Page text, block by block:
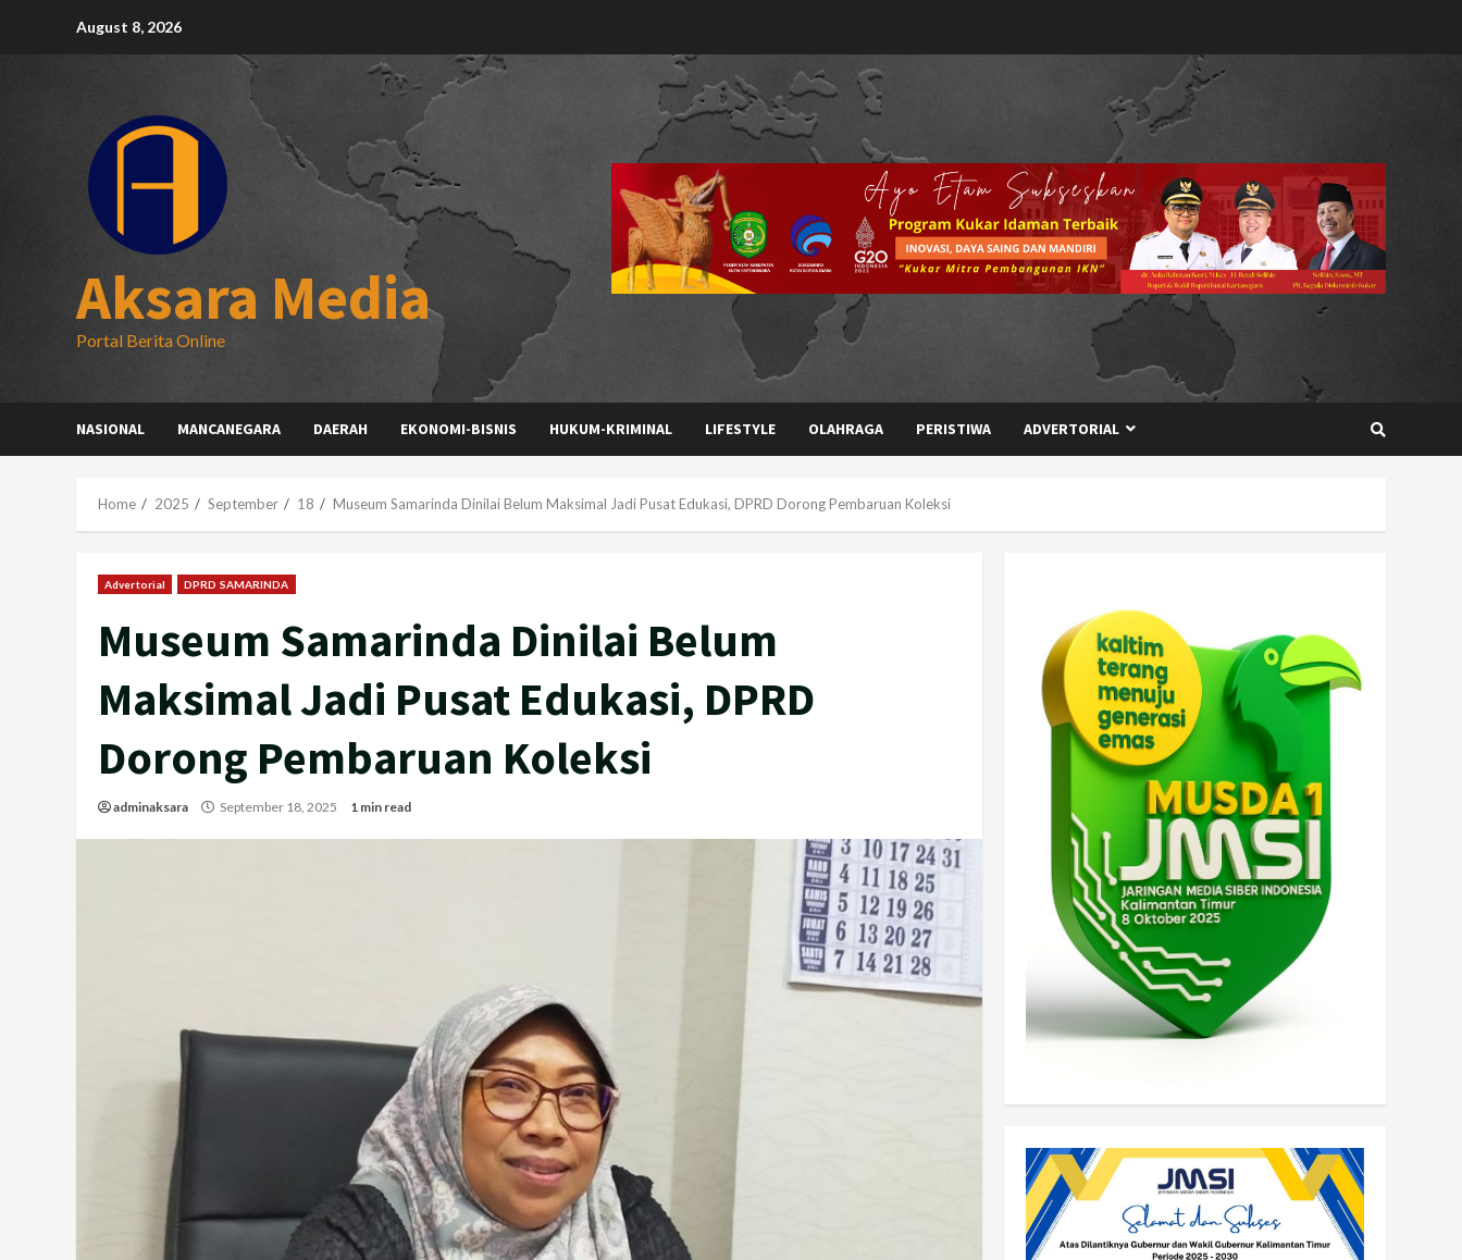
August 8, 2026
Aksara Media
Portal Berita Online
NASIONAL MANCANEGARA DAERAH EKONOMI-BISNIS HUKUM-KRIMINAL LIFESTYLE OLAHRAGA PERISTIWA ADVERTORIAL
Home 2025 September 18 Museum Samarinda Dinilai Belum Maksimal Jadi Pusat Edukasi, DPRD Dorong Pembaruan Koleksi
Advertorial DPRD SAMARINDA
Museum Samarinda Dinilai Belum
Maksimal Jadi Pusat Edukasi, DPRD
Dorong Pembaruan Koleksi
adminaksara September 18, 2025 1 min read